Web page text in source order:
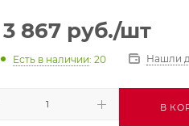
3 867руб./шт
Есть в наличии: 20 Нашли
В